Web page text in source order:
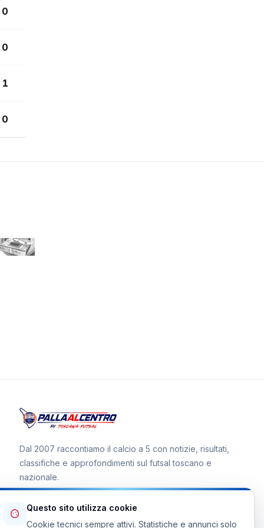
0
0
1
0
Dal 2007 raccontiamo il calcio a 5 con notizie, risultati,
classifiche e approfondimenti sul futsal toscano e
nazionale.
Questo sito utilizza cookie
Cookie tecnici sempre attivi. Statistiche e annunci solo